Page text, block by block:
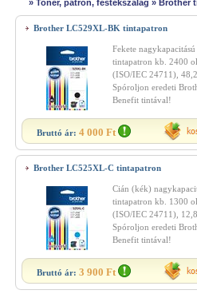
» Toner, patron, festékszalag » Brother
Brother LC529XL-BK tintapatron
Fekete nagykapacitású
tintapatron kb. 2400
(ISO/IEC 24711),
Spóroljon eredeti
Benefit tintával!
Bruttó ár: 4 000 Ft
Brother LC525XL-C tintapatron
Cián (kék)
tintapatron kb. 1300
(ISO/IEC 24711),
Spóroljon eredeti
Benefit tintával!
Bruttó ár: 3 900 Ft